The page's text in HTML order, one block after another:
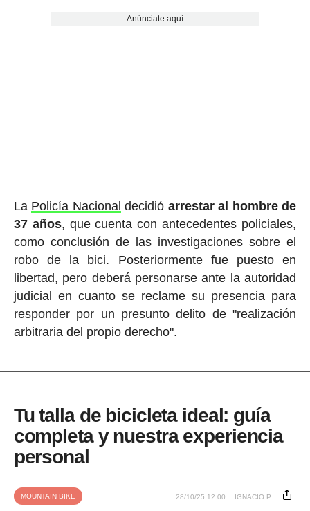
Anúnciate aquí
La Policía Nacional decidió arrestar al hombre de
37 años, que cuenta con antecedentes policiales,
como conclusión de las investigaciones sobre el
robo de la bici. Posteriormente fue puesto en
libertad, pero deberá personarse ante la autoridad
judicial en cuanto se reclame su presencia para
responder por un presunto delito de "realización
arbitraria del propio derecho".
Tu talla de bicicleta ideal: guía
completa y nuestra experiencia
personal
MOUNTAIN BIKE 28/10/25 12:00 IGNACIO P.